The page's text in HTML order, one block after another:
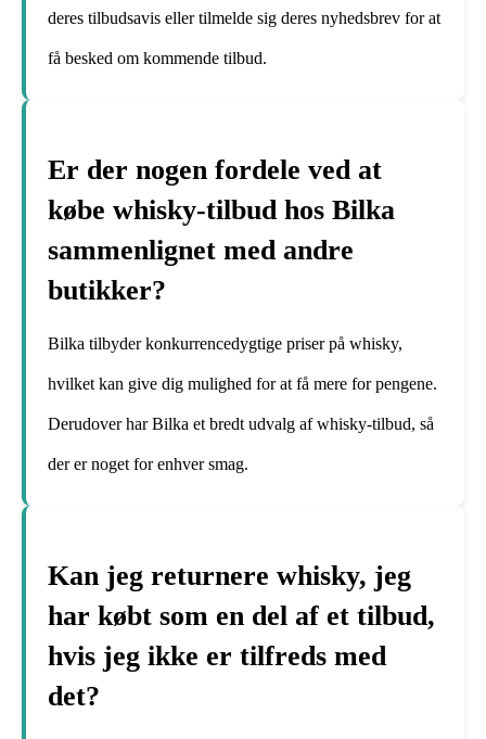
deres tilbudsavis eller tilmelde sig deres nyhedsbrev for at
få besked om kommende tilbud.
Er der nogen fordele ved at
købe whisky-tilbud hos Bilka
sammenlignet med andre
butikker?
Bilka tilbyder konkurrencedygtige priser på whisky,
hvilket kan give dig mulighed for at få mere for pengene.
Derudover har Bilka et bredt udvalg af whisky-tilbud, så
der er noget for enhver smag.
Kan jeg returnere whisky, jeg
har købt som en del af et tilbud,
hvis jeg ikke er tilfreds med
det?